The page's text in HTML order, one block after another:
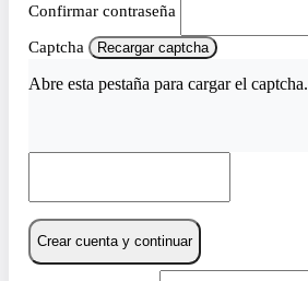
Confirmar contraseña
Captcha Recargar captcha
Abre esta pestaña para cargar el captcha.
Crear cuenta y continuar